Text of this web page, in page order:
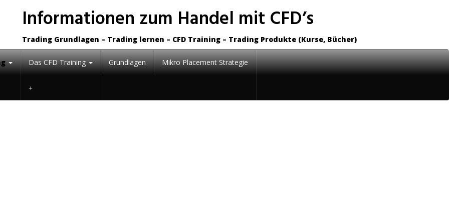
Informationen zum Handel mit CFD’s
Trading Grundlagen – Trading lernen – CFD Training – Trading Produkte (Kurse, Bücher)
Das CFD Training Grundlagen Mikro Placement Strategie